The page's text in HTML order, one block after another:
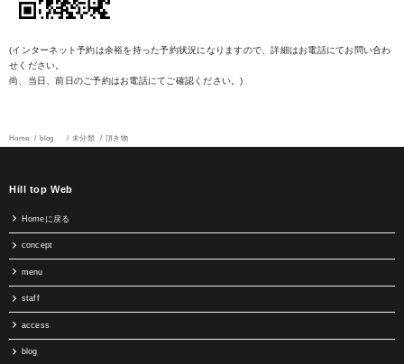
(インターネット予約は余裕を持った予約状況になりますので、詳細はお電話にてお問い合わ
せください。
尚、当日、前日のご予約はお電話にてご確認ください。)
Home blog 未分類 頂き物
Hill top Web
Homeに戻る
concept
menu
staff
access
blog